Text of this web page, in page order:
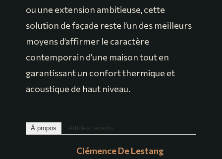
ou une extension ambitieuse, cette
solution de façade reste l’un des meilleurs
moyens d’affirmer le caractère
contemporain d’une maison tout en
garantissant un confort thermique et
acoustique de haut niveau.
À propos Articles récents
Clémence De Lestang